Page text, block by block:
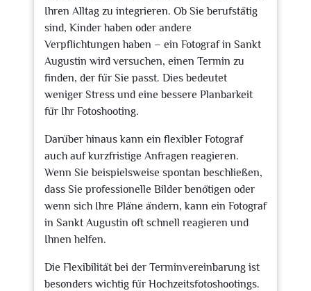
Ihren Alltag zu integrieren. Ob Sie berufstätig
sind, Kinder haben oder andere
Verpflichtungen haben – ein Fotograf in Sankt
Augustin wird versuchen, einen Termin zu
finden, der für Sie passt. Dies bedeutet
weniger Stress und eine bessere Planbarkeit
für Ihr Fotoshooting.
Darüber hinaus kann ein flexibler Fotograf
auch auf kurzfristige Anfragen reagieren.
Wenn Sie beispielsweise spontan beschließen,
dass Sie professionelle Bilder benötigen oder
wenn sich Ihre Pläne ändern, kann ein Fotograf
in Sankt Augustin oft schnell reagieren und
Ihnen helfen.
Die Flexibilität bei der Terminvereinbarung ist
besonders wichtig für Hochzeitsfotoshootings.